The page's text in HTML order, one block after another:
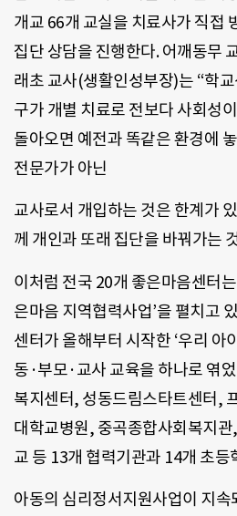
개교 66개 교실을 치료사가 직접
집단 상담을 진행한다. 어깨동무
래초 교사(생활인성부장)는 “학
구가 개별 치료로 전보다 사회성
돌아오면 예전과 똑같은 환경에
전문가가 아닌
교사로서 개입하는 것은 한계가
께 개인과 또래 집단을 바꿔가는
이처럼 전국 20개 좋은마음센터
은마음 지역협력사업’을 펼치고
센터가 올해부터 시작한 ‘우리 아
동·부모·교사 교육을 하나로 엮
복지센터, 성동드림스타트센터,
대학교병원, 중곡종합사회복지
교 등 13개 협력기관과 14개 초등
아동의 심리정서지원사업이 지